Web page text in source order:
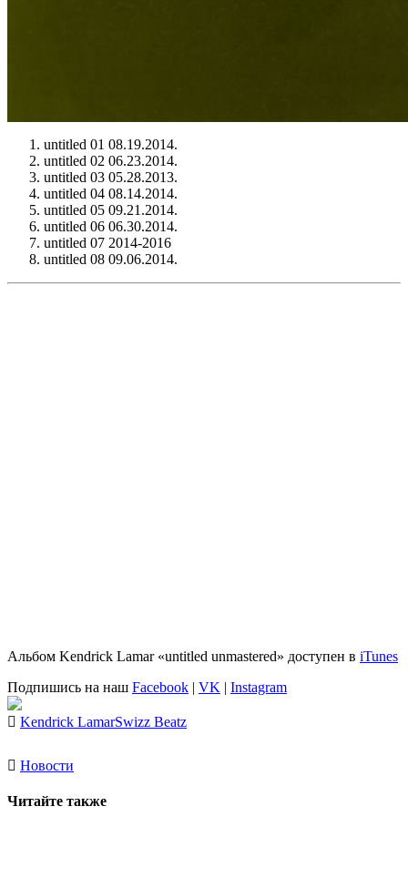
untitled 01 08.19.2014.
untitled 02 06.23.2014.
untitled 03 05.28.2013.
untitled 04 08.14.2014.
untitled 05 09.21.2014.
untitled 06 06.30.2014.
untitled 07 2014-2016
untitled 08 09.06.2014.
Альбом Kendrick Lamar «untitled unmastered» доступен в iTunes
Подпишись на наш Facebook | VK | Instagram
Kendrick LamarSwizz Beatz
Новости
Читайте также